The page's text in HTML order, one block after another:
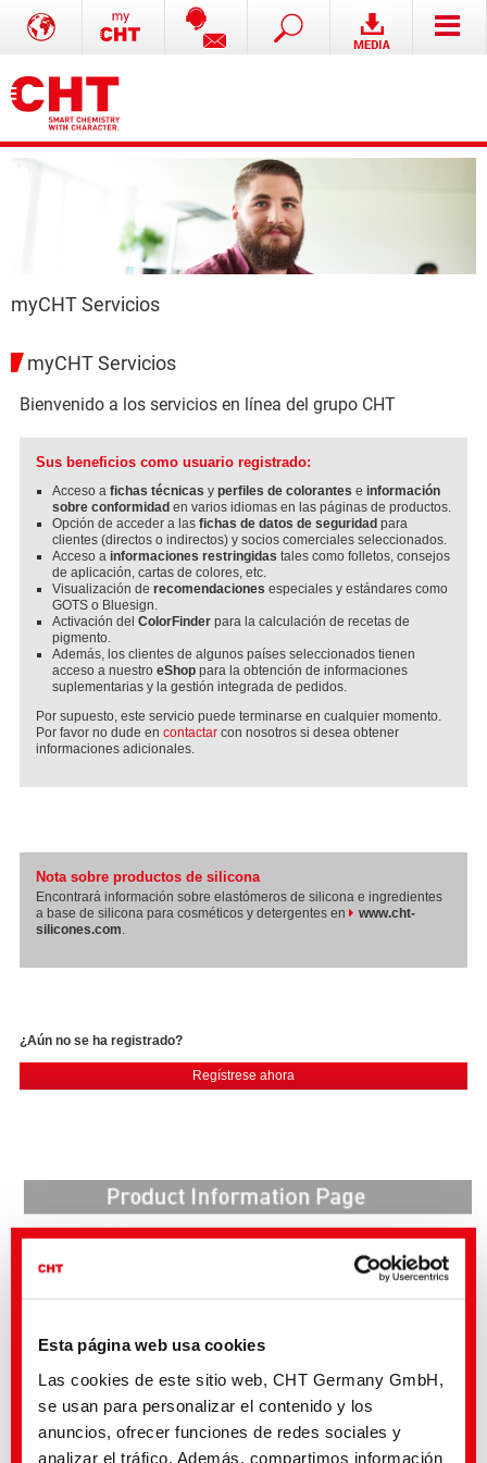
Esta página web usa cookies
Las cookies de este sitio web, CHT Germany GmbH,
se usan para personalizar el contenido y los
anuncios, ofrecer funciones de redes sociales y
analizar el tráfico. Además, compartimos información
myCHT Servicios
myCHT Servicios
Bienvenido a los servicios en línea del grupo CHT
Sus beneficios como usuario registrado:
Acceso a fichas técnicas y perfiles de colorantes e información
sobre conformidad en varios idiomas en las páginas de productos.
Opción de acceder a las fichas de datos de seguridad para
clientes (directos o indirectos) y socios comerciales seleccionados.
Acceso a informaciones restringidas tales como folletos, consejos
de aplicación, cartas de colores, etc.
Visualización de recomendaciones especiales y estándares como
GOTS o Bluesign.
Activación del ColorFinder para la calculación de recetas de
pigmento.
Además, los clientes de algunos países seleccionados tienen
acceso a nuestro eShop para la obtención de informaciones
suplementarias y la gestión integrada de pedidos.
Por supuesto, este servicio puede terminarse en cualquier momento.
Por favor no dude en contactar con nosotros si desea obtener
informaciones adicionales.
Nota sobre productos de silicona
Encontrará información sobre elastómeros de silicona e ingredientes
a base de silicona para cosméticos y detergentes en
www.cht-
silicones.com.
¿Aún no se ha registrado?
Regístrese ahora